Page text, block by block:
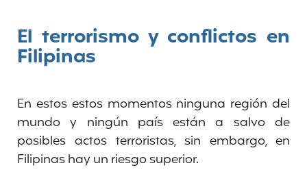
El terrorismo y conflictos en
Filipinas
En estos estos momentos ninguna región del
mundo y ningún país están a salvo de
posibles actos terroristas, sin embargo, en
Filipinas hay un riesgo superior.